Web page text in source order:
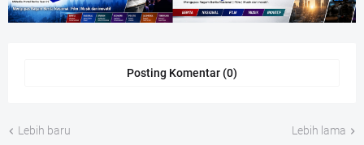
Posting Komentar (0)
Lebih baru Lebih lama